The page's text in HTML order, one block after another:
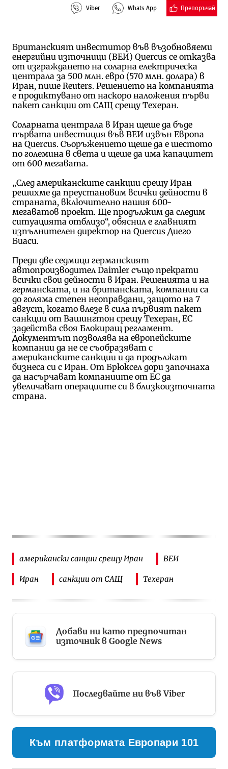
Viber Whats App Препоръчай
Британският инвеститор във възобновяеми
енергийни източници (ВЕИ) Quercus се отказва
от изграждането на соларна електрическа
централа за 500 млн. евро (570 млн. долара) в
Иран, пише Reuters. Решението на компанията
е продиктувано от наскоро наложения първи
пакет санкции от САЩ срещу Техеран.
Соларната централа в Иран щеше да бъде
първата инвестиция във ВЕИ извън Европа
на Quercus. Съоръжението щеше да е шестото
по големина в света и щеше да има капацитет
от 600 мегавата.
„След американските санкции срещу Иран
решихме да преустановим всички дейности в
страната, включително нашия 600-
мегаватов проект. Ще продължим да следим
ситуацията отблизо“, обяснил е главният
изпълнителен директор на Quercus Диего
Биаси.
Преди две седмици германският
автопроизводител Daimler също прекрати
всички свои дейности в Иран. Решенията и на
германската, и на британската, компании са
до голяма степен неоправдани, защото на 7
август, когато влезе в сила първият пакет
санкции от Вашингтон срещу Техеран, ЕС
задейства своя Блокиращ регламент.
Документът позволява на европейските
компании да не се съобразяват с
американските санкции и да продължат
бизнеса си с Иран. От Брюксел дори започнаха
да насърчават компаниите от ЕС да
увеличават операциите си в близкоизточната
страна.
американски санции срещу Иран ВЕИ
Иран санкции от САЩ Техеран
Добави ни като предпочитан
източник в Google News
Последвайте ни във Viber
Към платформата Европари 101